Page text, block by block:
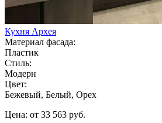
Кухня Архея
Материал фасада:
Пластик
Стиль:
Модерн
Цвет:
Бежевый, Белый, Орех
Цена: от 33 563 руб.